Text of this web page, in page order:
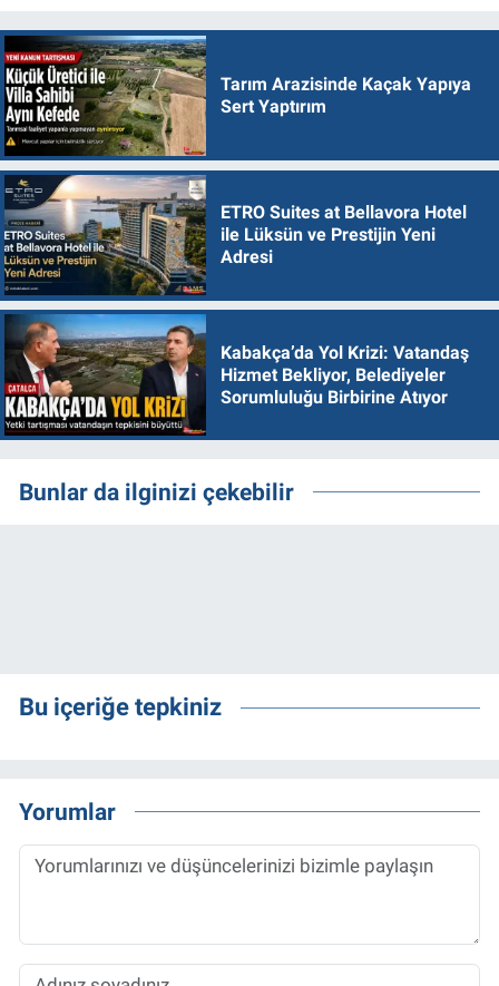
Tarım Arazisinde Kaçak Yapıya
Sert Yaptırım
ETRO Suites at Bellavora Hotel
ile Lüksün ve Prestijin Yeni
Adresi
Kabakça’da Yol Krizi: Vatandaş
Hizmet Bekliyor, Belediyeler
Sorumluluğu Birbirine Atıyor
Bunlar da ilginizi çekebilir
Bu içeriğe tepkiniz
Yorumlar